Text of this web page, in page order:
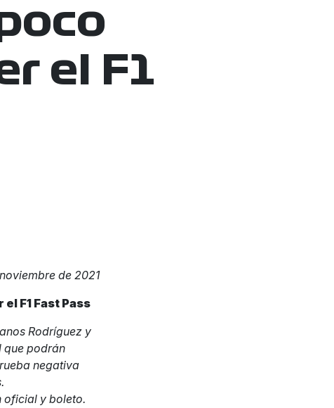
el F1
de 2021
F1 Fast Pass
Rodríguez y
que podrán
negativa
oficial y boleto.